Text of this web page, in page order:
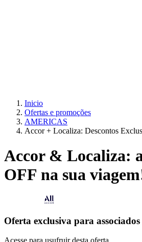
Inicio
Ofertas e promoções
AMERICAS
Accor + Localiza: Descontos
Accor & Localiza:
OFF na sua
Oferta exclusiva para